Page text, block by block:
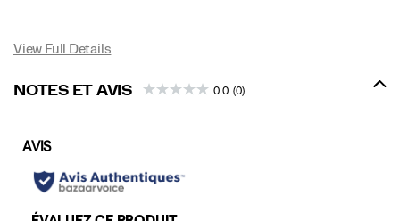
View Full Details
NOTES ET AVIS 0.0 (0)